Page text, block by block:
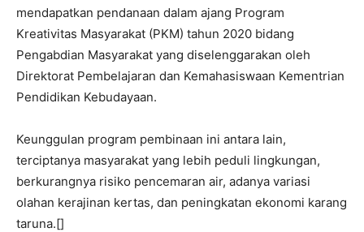
mendapatkan pendanaan dalam ajang Program
Kreativitas Masyarakat (PKM) tahun 2020 bidang
Pengabdian Masyarakat yang diselenggarakan oleh
Direktorat Pembelajaran dan Kemahasiswaan Kementrian
Pendidikan Kebudayaan.
Keunggulan program pembinaan ini antara lain,
terciptanya masyarakat yang lebih peduli lingkungan,
berkurangnya risiko pencemaran air, adanya variasi
olahan kerajinan kertas, dan peningkatan ekonomi karang
taruna.[]